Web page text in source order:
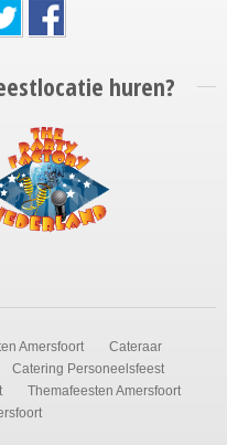
huren?
Amersfoort
Cateraar
Catering Personeelsfeest
Themafeesten Amersfoort